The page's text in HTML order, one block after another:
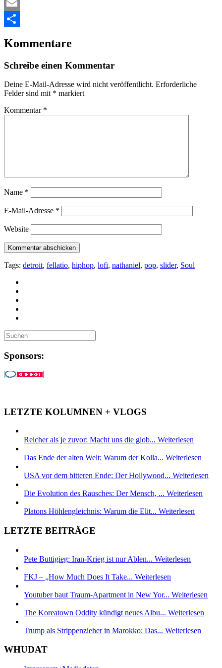
Pinterest
Email
Kommentare
Schreibe einen Kommentar
Deine E-Mail-Adresse wird nicht veröffentlicht. Erforderliche
Felder sind mit * markiert
Kommentar *
Name *
E-Mail-Adresse *
Website
Tags: detroit, fellatio, hiphop, lofi, nathaniel, pop, slider, Soul
Sponsors:
LETZTE KOLUMNEN + VLOGS
Reicher als je zuvor: Macht uns die glob... Weiterlesen
Das Ende der alten Welt: Warum der Kolla... Weiterlesen
USA vor dem bitteren Ende: Der Hollywood... Weiterlesen
Die Evolution des Rausches: Der Mensch, ... Weiterlesen
Platons Höhlengleichnis: Warum die Elit... Weiterlesen
LETZTE BEITRÄGE
Pete Buttigieg: Iran-Krieg ist nur Ablen... Weiterlesen
FKJ – „How Much Does It Take... Weiterlesen
Youtuber baut Traum-Apartment in New Yor... Weiterlesen
The Koreatown Oddity kündigt neues Albu... Weiterlesen
Trump als Strippenzieher in Marokko: Das... Weiterlesen
WHUDAT